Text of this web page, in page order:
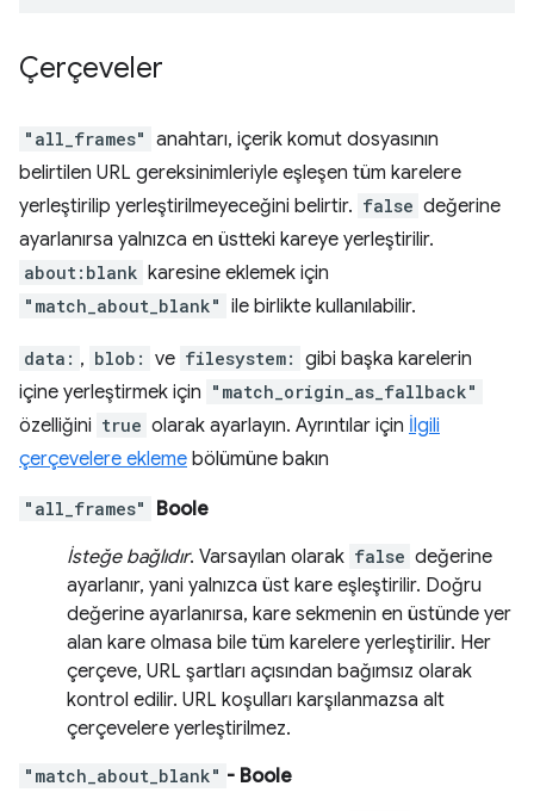
Çerçeveler
"all_frames" anahtarı, içerik komut dosyasının
belirtilen URL gereksinimleriyle eşleşen tüm karelere
yerleştirilip yerleştirilmeyeceğini belirtir. false değerine
ayarlanırsa yalnızca en üstteki kareye yerleştirilir.
about:blank karesine eklemek için
"match_about_blank" ile birlikte kullanılabilir.
data: , blob: ve filesystem: gibi başka karelerin
içine yerleştirmek için "match_origin_as_fallback"
özelliğini true olarak ayarlayın. Ayrıntılar için İlgili
çerçevelere ekleme bölümüne bakın
"all_frames"
Boole
İsteğe bağlıdır. Varsayılan olarak false değerine
ayarlanır, yani yalnızca üst kare eşleştirilir. Doğru
değerine ayarlanırsa, kare sekmenin en üstünde yer
alan kare olmasa bile tüm karelere yerleştirilir. Her
çerçeve, URL şartları açısından bağımsız olarak
kontrol edilir. URL koşulları karşılanmazsa alt
çerçevelere yerleştirilmez.
"match_about_blank" - Boole